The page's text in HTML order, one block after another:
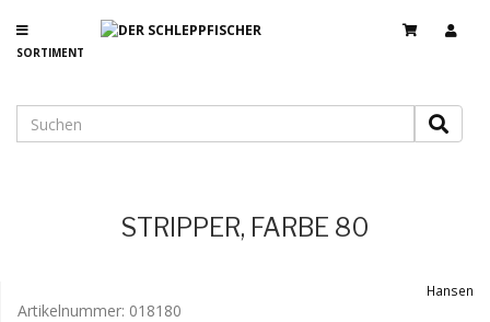
SORTIMENT
STRIPPER, FARBE 80
Hansen
Artikelnummer: 018180